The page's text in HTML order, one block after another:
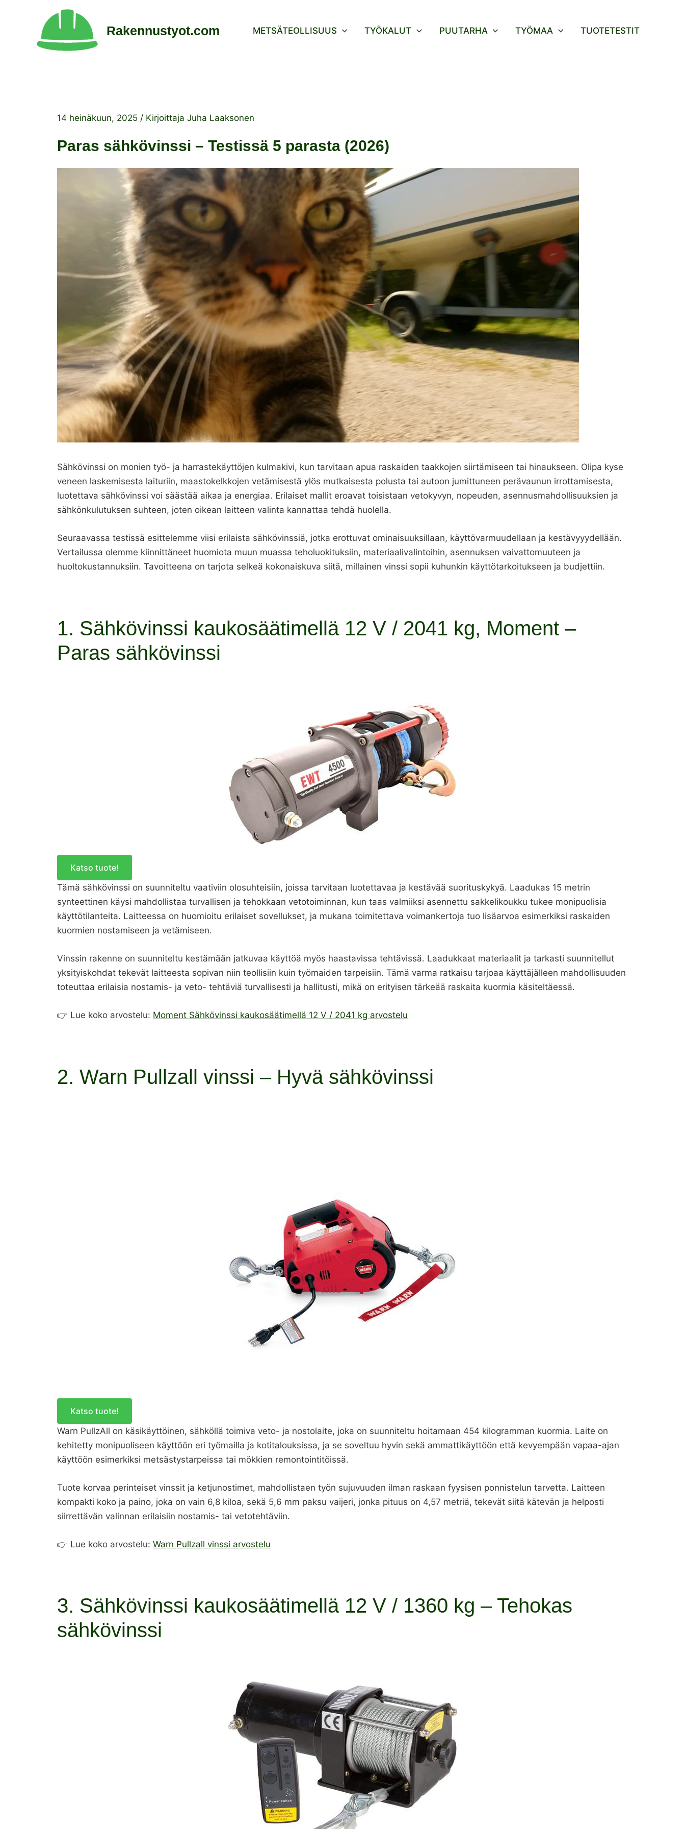
Rakennustyot.com METSÄTEOLLISUUS TYÖKALUT PUUTARHA TYÖMAA TUOTETESTIT
14 heinäkuun, 2025 / Kirjoittaja Juha Laaksonen
Paras sähkövinssi – Testissä 5 parasta (2026)
Sähkövinssi on monien työ- ja harrastekäyttöjen kulmakivi, kun tarvitaan apua raskaiden taakkojen siirtämiseen tai hinaukseen. Olipa kyse
veneen laskemisesta laituriin, maastokelkkojen vetämisestä ylös mutkaisesta polusta tai autoon jumittuneen perävaunun irrottamisesta,
luotettava sähkövinssi voi säästää aikaa ja energiaa. Erilaiset mallit eroavat toisistaan vetokyvyn, nopeuden, asennusmahdollisuuksien ja
sähkönkulutuksen suhteen, joten oikean laitteen valinta kannattaa tehdä huolella.
Seuraavassa testissä esittelemme viisi erilaista sähkövinssiä, jotka erottuvat ominaisuuksillaan, käyttövarmuudellaan ja kestävyyydellään.
Vertailussa olemme kiinnittäneet huomiota muun muassa teholuokituksiin, materiaalivalintoihin, asennuksen vaivattomuuteen ja
huoltokustannuksiin. Tavoitteena on tarjota selkeä kokonaiskuva siitä, millainen vinssi sopii kuhunkin käyttötarkoitukseen ja budjettiin.
1. Sähkövinssi kaukosäätimellä 12 V / 2041 kg, Moment –
Paras sähkövinssi
Katso tuote!
Tämä sähkövinssi on suunniteltu vaativiin olosuhteisiin, joissa tarvitaan luotettavaa ja kestävää suorituskykyä. Laadukas 15 metrin
synteettinen käysi mahdollistaa turvallisen ja tehokkaan vetotoiminnan, kun taas valmiiksi asennettu sakkelikoukku tukee monipuolisia
käyttötilanteita. Laitteessa on huomioitu erilaiset sovellukset, ja mukana toimitettava voimankertoja tuo lisäarvoa esimerkiksi raskaiden
kuormien nostamiseen ja vetämiseen.
Vinssin rakenne on suunniteltu kestämään jatkuvaa käyttöä myös haastavissa tehtävissä. Laadukkaat materiaalit ja tarkasti suunnitellut
yksityiskohdat tekevät laitteesta sopivan niin teollisiin kuin työmaiden tarpeisiin. Tämä varma ratkaisu tarjoaa käyttäjälleen mahdollisuuden
toteuttaa erilaisia nostamis- ja veto- tehtäviä turvallisesti ja hallitusti, mikä on erityisen tärkeää raskaita kuormia käsiteltäessä.
👉 Lue koko arvostelu: Moment Sähkövinssi kaukosäätimellä 12 V / 2041 kg arvostelu
2. Warn Pullzall vinssi – Hyvä sähkövinssi
Katso tuote!
Warn PullzAll on käsikäyttöinen, sähköllä toimiva veto- ja nostolaite, joka on suunniteltu hoitamaan 454 kilogramman kuormia. Laite on
kehitetty monipuoliseen käyttöön eri työmailla ja kotitalouksissa, ja se soveltuu hyvin sekä ammattikäyttöön että kevyempään vapaa-ajan
käyttöön esimerkiksi metsästystarpeissa tai mökkien remontointitöissä.
Tuote korvaa perinteiset vinssit ja ketjunostimet, mahdollistaen työn sujuvuuden ilman raskaan fyysisen ponnistelun tarvetta. Laitteen
kompakti koko ja paino, joka on vain 6,8 kiloa, sekä 5,6 mm paksu vaijeri, jonka pituus on 4,57 metriä, tekevät siitä kätevän ja helposti
siirrettävän valinnan erilaisiin nostamis- tai vetotehtäviin.
👉 Lue koko arvostelu: Warn Pullzall vinssi arvostelu
3. Sähkövinssi kaukosäätimellä 12 V / 1360 kg – Tehokas
sähkövinssi